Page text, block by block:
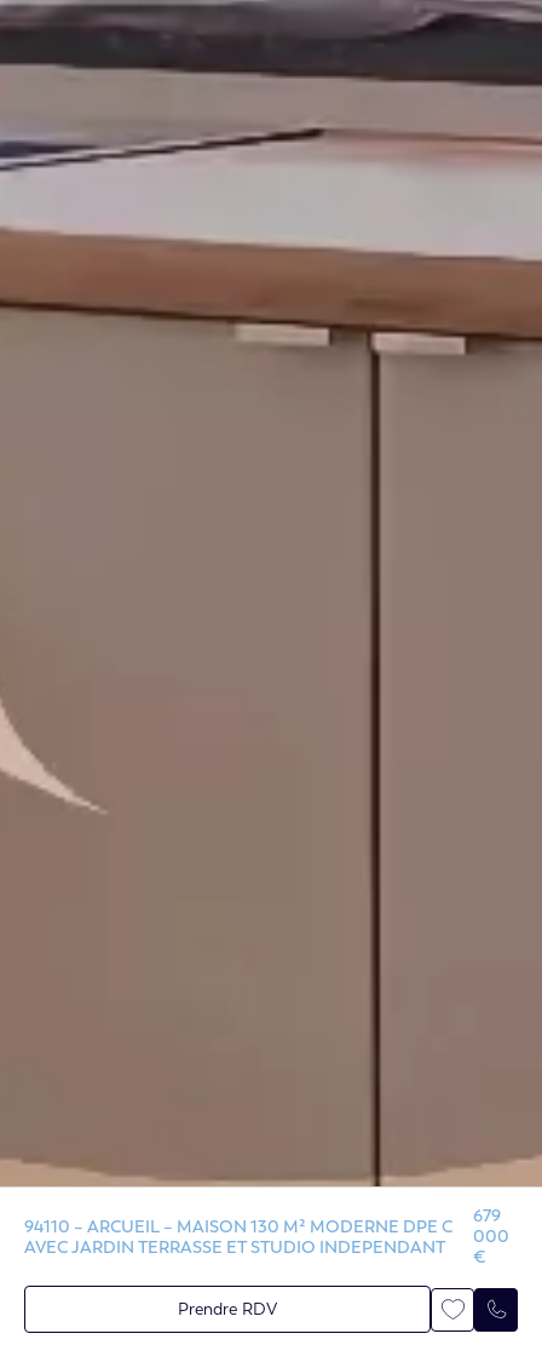
94110 – ARCUEIL – MAISON 130 M² MODERNE DPE C
AVEC JARDIN TERRASSE ET STUDIO INDEPENDANT
679
000
€
Prendre RDV